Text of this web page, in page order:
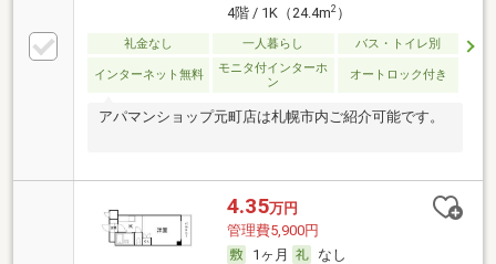
4階 / 1K（24.4m2）
礼金なし 一人暮らし バス・トイレ別
インターネット無料
モニタ付インターホ
ン
オートロック付き
アパマンショップ元町店は札幌市内ご紹介可能です。
4.35万円
管理費5,900円
1ヶ月
なし